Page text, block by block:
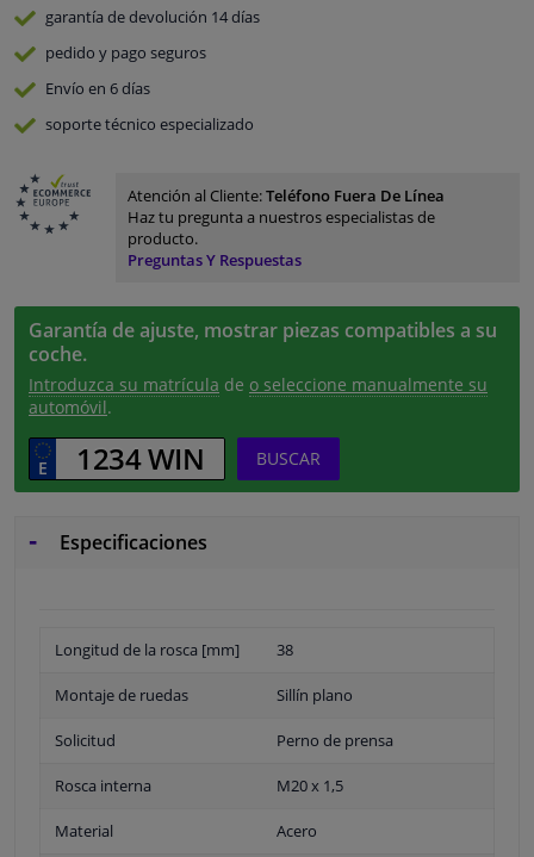
garantía de devolución 14 días
pedido y pago seguros
Envío en 6 días
soporte técnico especializado
Atención al Cliente:Teléfono Fuera De Línea
Haz tu pregunta a nuestros especialistas de
producto.
Preguntas Y Respuestas
Garantía de ajuste, mostrar piezas compatibles a su
coche.
Introduzca su matrícula de o seleccione manualmente su
automóvil.
BUSCAR
Especificaciones
Longitud de la rosca [mm] 38
Montaje de ruedas Sillín plano
Solicitud Perno de prensa
Rosca interna M20 x 1,5
Material Acero